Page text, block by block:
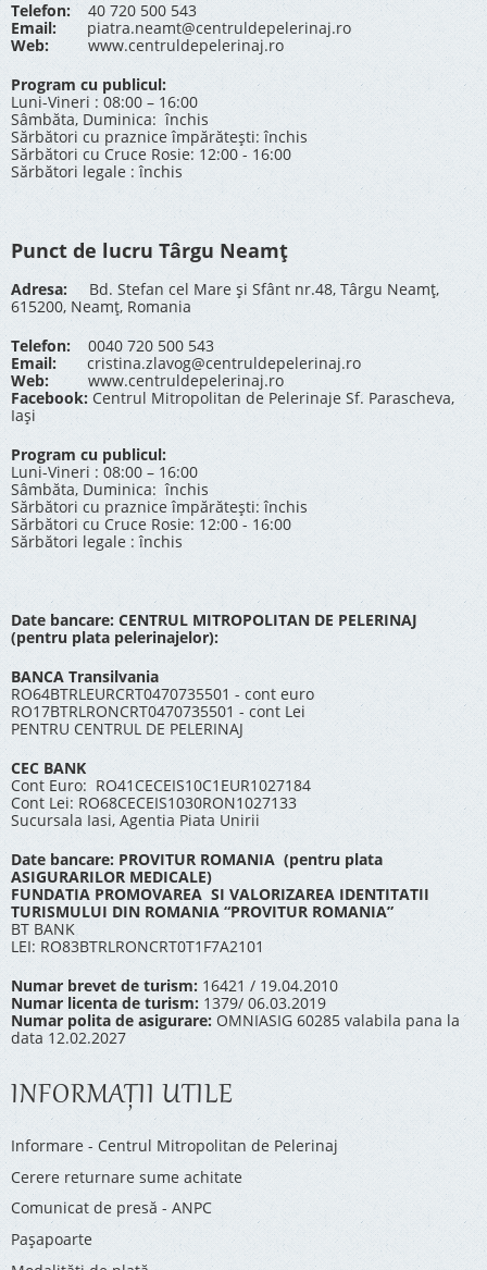
Telefon:40 720 500 543
Email:
piatra.neamt@centruldepelerinaj.ro
Web:
www.centruldepelerinaj.ro
Program cu publicul:
Luni-Vineri : 08:00 – 16:00
Sâmbăta, Duminica: închis
Sărbători cu praznice împărătești: închis
Sărbători cu Cruce Rosie: 12:00 - 16:00
Sărbători legale : închis
Punct de lucru Târgu Neamț
Adresa: Bd. Stefan cel Mare și Sfânt nr.48, Târgu Neamț,
615200, Neamț, Romania
Telefon: 0040 720 500 543
Email:
cristina.zlavog@centruldepelerinaj.ro
Web:
www.centruldepelerinaj.ro
Facebook: Centrul Mitropolitan de Pelerinaje Sf. Parascheva,
Iași
Program cu publicul:
Luni-Vineri : 08:00 – 16:00
Sâmbăta, Duminica: închis
Sărbători cu praznice împărătești: închis
Sărbători cu Cruce Rosie: 12:00 - 16:00
Sărbători legale : închis
Date bancare: CENTRUL MITROPOLITAN DE PELERINAJ
(pentru plata pelerinajelor):
BANCA Transilvania
RO64BTRLEURCRT0470735501 - cont euro
RO17BTRLRONCRT0470735501 - cont Lei
PENTRU CENTRUL DE PELERINAJ
CEC BANK
Cont Euro: RO41CECEIS10C1EUR1027184
Cont Lei: RO68CECEIS1030RON1027133
Sucursala Iasi, Agentia Piata Unirii
Date bancare: PROVITUR ROMANIA (pentru plata
ASIGURARILOR MEDICALE)
FUNDATIA PROMOVAREA SI VALORIZAREA IDENTITATII
TURISMULUI DIN ROMANIA “PROVITUR ROMANIA”
BT BANK
LEI: RO83BTRLRONCRT0T1F7A2101
Numar brevet de turism: 16421 / 19.04.2010
Numar licenta de turism: 1379/ 06.03.2019
Numar polita de asigurare: OMNIASIG 60285 valabila pana la
data 12.02.2027
INFORMAŢII UTILE
Informare - Centrul Mitropolitan de Pelerinaj
Cerere returnare sume achitate
Comunicat de presă - ANPC
Pașapoarte